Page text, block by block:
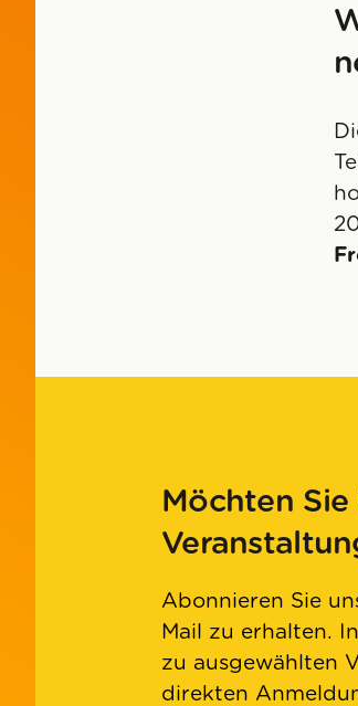
Möchten
Abonnieren Sie
Mail zu erhalten.
zu ausgewählten
direkten